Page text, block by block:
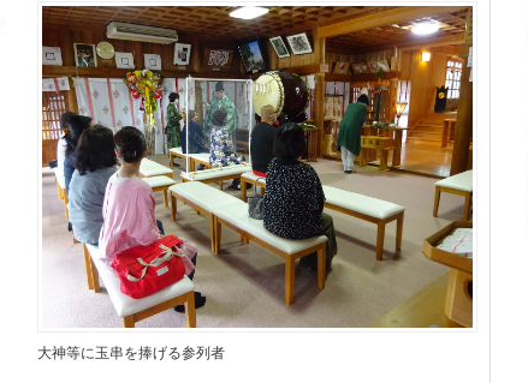
大神等に玉串を捧げる参列者